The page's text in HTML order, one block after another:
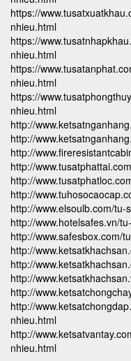
https://
nhieu.html
https://
nhieu.html
https://
nhieu.html
https://
nhieu.html
http://
http://
http://
http://
http://
http://
http://www.elsoulb.com/
http://www.hotelsafes.vn/
http://www.safesbox.com/
http://
http://
http://
http://
http://
nhieu.html
http://
nhieu.html